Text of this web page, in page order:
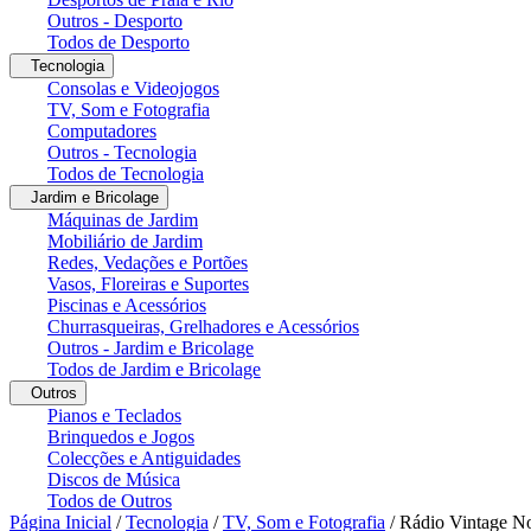
Outros - Desporto
Todos de Desporto
Tecnologia
Consolas e Videojogos
TV, Som e Fotografia
Computadores
Outros - Tecnologia
Todos de Tecnologia
Jardim e Bricolage
Máquinas de Jardim
Mobiliário de Jardim
Redes, Vedações e Portões
Vasos, Floreiras e Suportes
Piscinas e Acessórios
Churrasqueiras, Grelhadores e Acessórios
Outros - Jardim e Bricolage
Todos de Jardim e Bricolage
Outros
Pianos e Teclados
Brinquedos e Jogos
Colecções e Antiguidades
Discos de Música
Todos de Outros
Página Inicial /Tecnologia /TV, Som e Fotografia /Rádio Vintage